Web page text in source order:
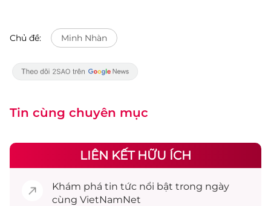
Chủ đề: Minh Nhàn
Tin cùng chuyên mục
LIÊN KẾT HỮU ÍCH
Khám phá tin tức nổi bật trong ngày
cùng VietNamNet